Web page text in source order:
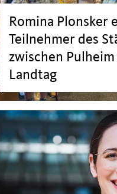
Romina Plonsker
Teilnehmer des
zwischen
Landtag